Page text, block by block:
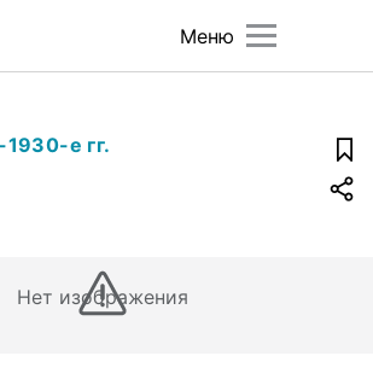
Меню
е гг.
Нет изображения